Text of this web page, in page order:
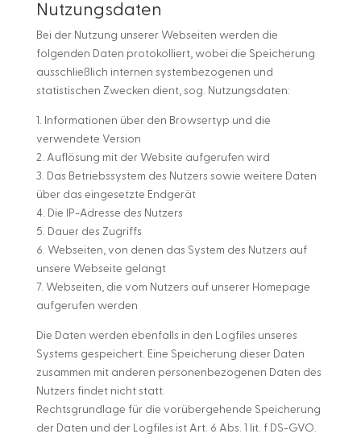
Nutzungsdaten
Bei der Nutzung unserer Webseiten werden die
folgenden Daten protokolliert, wobei die Speicherung
ausschließlich internen systembezogenen und
statistischen Zwecken dient, sog. Nutzungsdaten:
1. Informationen über den Browsertyp und die
verwendete Version
2. Auflösung mit der Website aufgerufen wird
3. Das Betriebssystem des Nutzers sowie weitere Daten
über das eingesetzte Endgerät
4. Die IP-Adresse des Nutzers
5. Dauer des Zugriffs
6. Webseiten, von denen das System des Nutzers auf
unsere Webseite gelangt
7. Webseiten, die vom Nutzers auf unserer Homepage
aufgerufen werden
Die Daten werden ebenfalls in den Logfiles unseres
Systems gespeichert. Eine Speicherung dieser Daten
zusammen mit anderen personenbezogenen Daten des
Nutzers findet nicht statt.
Rechtsgrundlage für die vorübergehende Speicherung
der Daten und der Logfiles ist Art. 6 Abs. 1 lit. f DS-GVO.